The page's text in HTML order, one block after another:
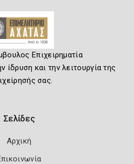
Επιχειρηματία
και την λειτουργία της
σας.
Σελίδες
Αρχική